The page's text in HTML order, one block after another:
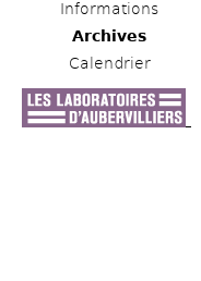
Informations
Archives
Calendrier